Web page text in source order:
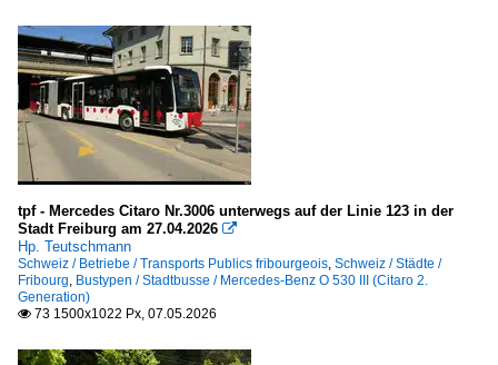
tpf - Mercedes Citaro Nr.3006 unterwegs auf der Linie 123 in der
Stadt Freiburg am 27.04.2026 
Hp. Teutschmann
Schweiz / Betriebe / Transports Publics fribourgeois, Schweiz / Städte /
Fribourg, Bustypen / Stadtbusse / Mercedes-Benz O 530 III (Citaro 2.
Generation)
 73 1500x1022 Px, 07.05.2026